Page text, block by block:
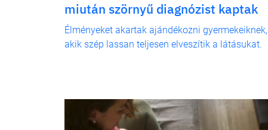
miután szörnyű diagnózist kaptak
Élményeket akartak ajándékozni gyermekeiknek,
akik szép lassan teljesen elveszítik a látásukat.